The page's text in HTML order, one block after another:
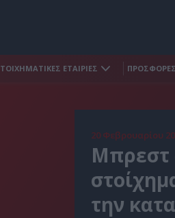
ΕΤΑΙΡΙΕΣ
20 Φεβρουαρίου
Μπρεστ
την